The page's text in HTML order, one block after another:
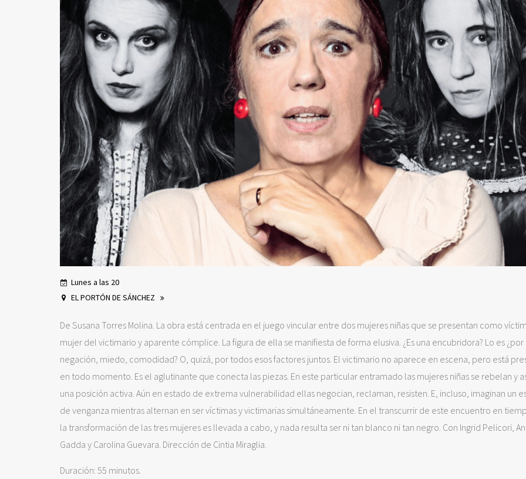
Lunes a las 20
EL PORTÓN DE SÁNCHEZ
De Susana Torres Molina. La obra está centrada en el juego vincular entre dos mujeres niñas que se presentan como
mujer del victimario y aparente cómplice. La figura de ella se manifiesta de forma elusiva. ¿Es una encubridora? Lo es ¿por
negación, miedo, comodidad? O, quizá, por todos esos factores juntos. El victimario no aparece en escena, pero está
en todo momento. Es el aglutinante que conecta las piezas. En este particular entramado las mujeres niñas se rebelan y
una posición activa. Aún en estado de extrema vulnerabilidad ellas negocian, reclaman, resisten. E, incluso, imaginan un
de venganza mientras alternan en ser víctimas y victimarias simultáneamente. En el transcurrir de este encuentro en
la transformación de las tres mujeres es llevada a cabo, y nada resulta ser ni tan blanco ni tan negro. Con Ingrid Pelicori,
Gadda y Carolina Guevara. Dirección de Cintia Miraglia.
Duración: 55 minutos.